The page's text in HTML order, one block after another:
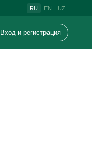
RU EN UZ
Вход и регистрация